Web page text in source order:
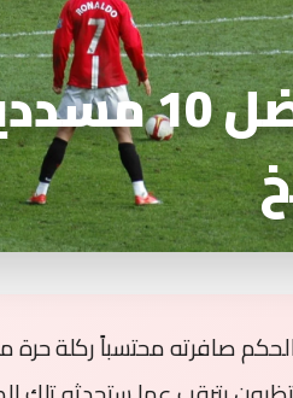
🎯 أفضل
صافرته محتسباً ركلة